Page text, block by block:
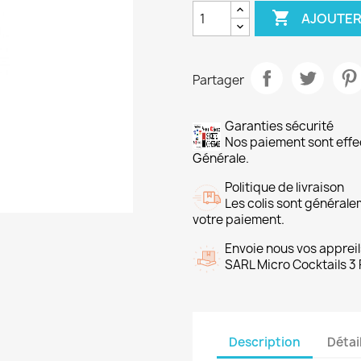

Partager
Garanties sécurité
Nos paiement sont
Générale.
Politique de livraison
Les colis sont
votre paiement.
Envoie nous vos
SARL Micro Cocktails 3
Description